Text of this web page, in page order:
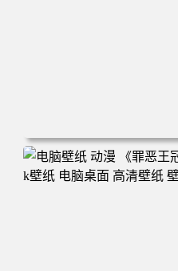
电脑壁纸 动漫 小白 日落 木
电脑桌面 高清壁纸 壁纸下载